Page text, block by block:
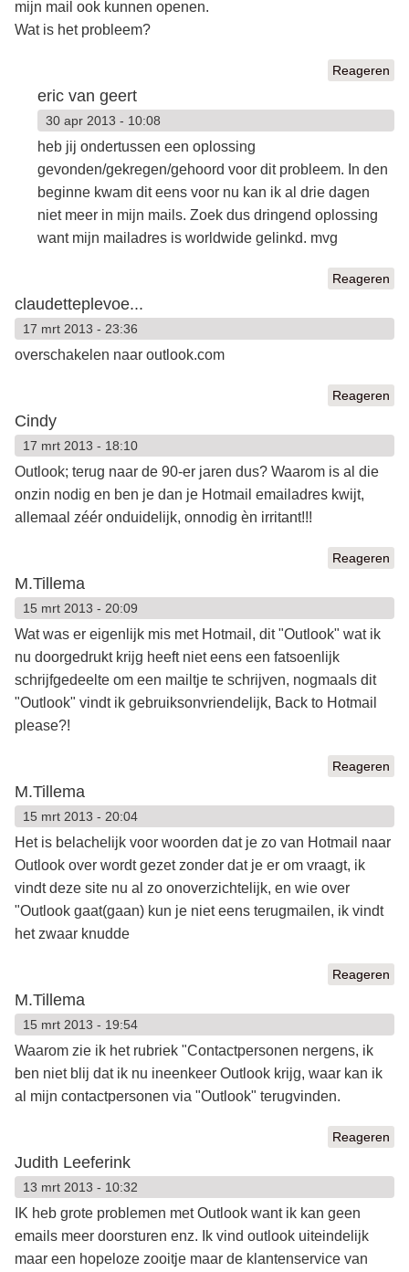
mijn mail ook kunnen openen.
Wat is het probleem?
Reageren
eric van geert
30 apr 2013 - 10:08
heb jij ondertussen een oplossing
gevonden/gekregen/gehoord voor dit probleem. In den
beginne kwam dit eens voor nu kan ik al drie dagen
niet meer in mijn mails. Zoek dus dringend oplossing
want mijn mailadres is worldwide gelinkd. mvg
Reageren
claudetteplevoe...
17 mrt 2013 - 23:36
overschakelen naar outlook.com
Reageren
Cindy
17 mrt 2013 - 18:10
Outlook; terug naar de 90-er jaren dus? Waarom is al die
onzin nodig en ben je dan je Hotmail emailadres kwijt,
allemaal zéér onduidelijk, onnodig èn irritant!!!
Reageren
M.Tillema
15 mrt 2013 - 20:09
Wat was er eigenlijk mis met Hotmail, dit "Outlook" wat ik
nu doorgedrukt krijg heeft niet eens een fatsoenlijk
schrijfgedeelte om een mailtje te schrijven, nogmaals dit
"Outlook" vindt ik gebruiksonvriendelijk, Back to Hotmail
please?!
Reageren
M.Tillema
15 mrt 2013 - 20:04
Het is belachelijk voor woorden dat je zo van Hotmail naar
Outlook over wordt gezet zonder dat je er om vraagt, ik
vindt deze site nu al zo onoverzichtelijk, en wie over
"Outlook gaat(gaan) kun je niet eens terugmailen, ik vindt
het zwaar knudde
Reageren
M.Tillema
15 mrt 2013 - 19:54
Waarom zie ik het rubriek "Contactpersonen nergens, ik
ben niet blij dat ik nu ineenkeer Outlook krijg, waar kan ik
al mijn contactpersonen via "Outlook" terugvinden.
Reageren
Judith Leeferink
13 mrt 2013 - 10:32
IK heb grote problemen met Outlook want ik kan geen
emails meer doorsturen enz. Ik vind outlook uiteindelijk
maar een hopeloze zooitje maar de klantenservice van